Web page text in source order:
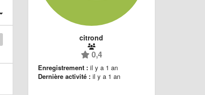
citrond
0,4
Enregistrement : il y a 1 an
Dernière activité : il y a 1 an